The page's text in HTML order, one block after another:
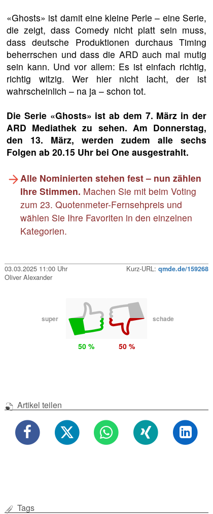
«Ghosts» ist damit eine kleine Perle – eine Serie,
die zeigt, dass Comedy nicht platt sein muss,
dass deutsche Produktionen durchaus Timing
beherrschen und dass die ARD auch mal mutig
sein kann. Und vor allem: Es ist einfach richtig,
richtig witzig. Wer hier nicht lacht, der ist
wahrscheinlich – na ja – schon tot.
Die Serie «Ghosts» ist ab dem 7. März in der
ARD Mediathek zu sehen. Am Donnerstag,
den 13. März, werden zudem alle sechs
Folgen ab 20.15 Uhr bei One ausgestrahlt.
Alle Nominierten stehen fest – nun zählen
Ihre Stimmen. Machen Sie mit beim Voting
zum 23. Quotenmeter-Fernsehpreis und
wählen Sie Ihre Favoriten in den einzelnen
Kategorien.
03.03.2025 11:00 Uhr Kurz-URL: qmde.de/159268
Oliver Alexander
super schade
50 % 50 %
Artikel teilen
Tags